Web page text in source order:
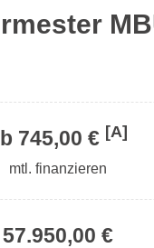
57.950,00 €
745,00 € [A]
mtl. finanzieren